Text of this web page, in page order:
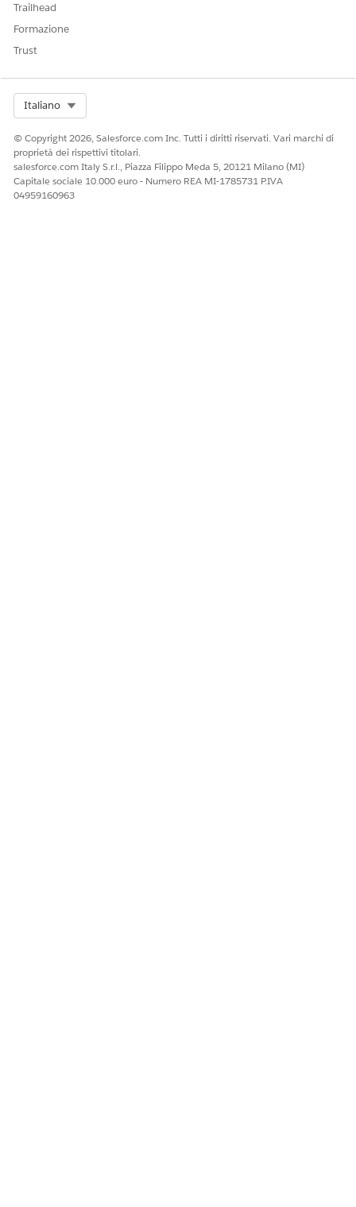
Trailhead
Formazione
Trust
Italiano
© Copyright 2026, Salesforce.com Inc. Tutti i diritti riservati. Vari marchi di
proprietà dei rispettivi titolari.
salesforce.com Italy S.r.l., Piazza Filippo Meda 5, 20121 Milano (MI)
Capitale sociale 10.000 euro - Numero REA MI-1785731 P.IVA
04959160963